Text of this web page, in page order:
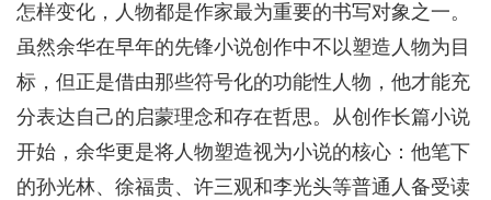
怎样变化，人物都是作家最为重要的书写对象之一。
虽然余华在早年的先锋小说创作中不以塑造人物为目
标，但正是借由那些符号化的功能性人物，他才能充
分表达自己的启蒙理念和存在哲思。从创作长篇小说
开始，余华更是将人物塑造视为小说的核心：他笔下
的孙光林、徐福贵、许三观和李光头等普通人备受读